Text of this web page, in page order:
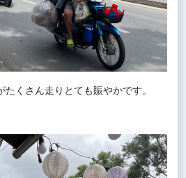
くさん走りとても賑やかです。